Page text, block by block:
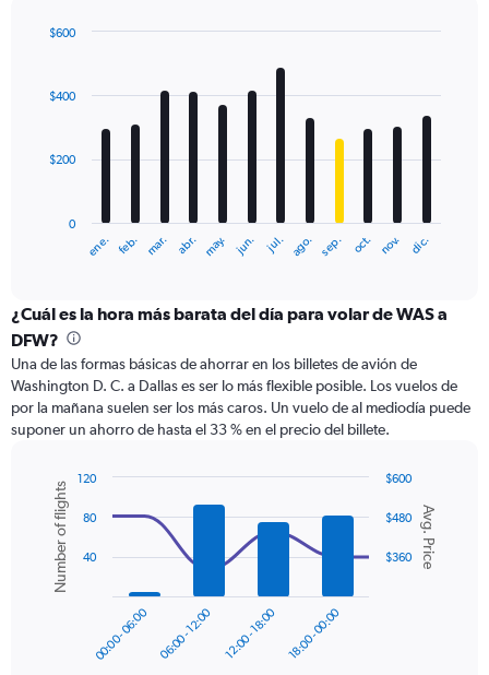
values.
to
with
12
The
categories.
Range:
12
categories.
The
chart
has
axis
displaying
values.
Range:
ene. feb. mar. abr. may. jun. jul. ago. sep. oct. nov. dic.
0
$200
$400
$600
¿Cuál es la hora más barata del día para volar de WAS a
DFW?
Una de las formas básicas de ahorrar en los billetes de avión de
Washington D. C. a Dallas es ser lo más flexible posible. Los vuelos de
por la mañana suelen ser los más caros. Un vuelo de al mediodía puede
suponer un ahorro de hasta el 33 % en el precio del billete.
Combination
chart
with
data
series.
Chart
graphic.
Avg. Price
Number of flights
00:00 - 06:00 06:00 - 12:00 12:00 - 18:00 18:00 - 00:00
$360
$480
$600
40
80
120